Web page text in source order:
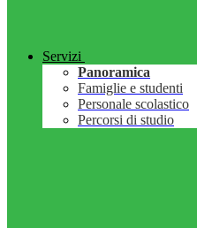
Servizi
Panoramica
Famiglie e studenti
Personale scolastico
Percorsi di studio